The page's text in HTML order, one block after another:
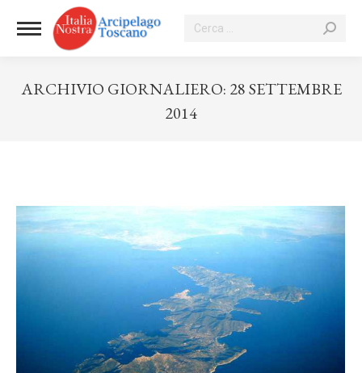
Cerca:
ARCHIVIO GIORNALIERO: 28 SETTEMBRE
2014